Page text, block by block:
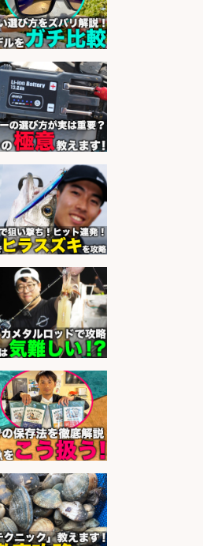
を元気に!店長
by 求人ボックス
の目利きでヒ
ヤー募集
イン
by 求人ボックス
を見る